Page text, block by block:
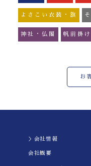
よさこい衣装・旗
神社・仏閣 帆前掛け
お
＞会社情報
会社概要